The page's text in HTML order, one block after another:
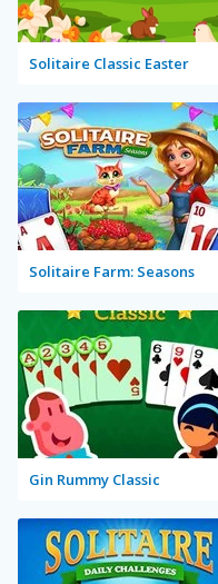
Solitaire Classic Easter
Solitaire Farm: Seasons
Gin Rummy Classic